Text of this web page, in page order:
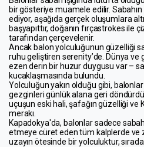
bir gösteriye muamele edilir.
ediyor, aşağıda gerçek oluşumlara
başyapıttır, doğanın fırçastrokes ile
tarafından çerçevelenir.
Ancak balon yolculuğunun güzelliği
ruhu geliştiren serenity’de. Dünya ve
ezen derin bir huzur duygusu var –
kucaklaşmasında bulundu.
Yolculuğun yakın olduğu gibi,
gezginleri günlük alana geri
uçuşun eski hali, şafağın güzelliği ve
merakı.
Kapadokya'da, balonlar sadece
etmeye cüret eden tüm kalplerde ve
uzayın ötesinde bir yolculuktur,